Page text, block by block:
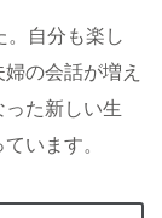
。自分も楽し
の会話が増え
った新しい生
います。